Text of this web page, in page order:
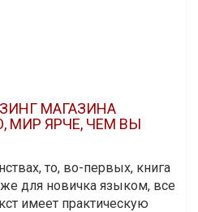
МАГАЗИНА
МИР ЯРЧЕ, ЧЕМ ВЫ
то, во-первых, книга
для новичка языком, все
имеет практическую